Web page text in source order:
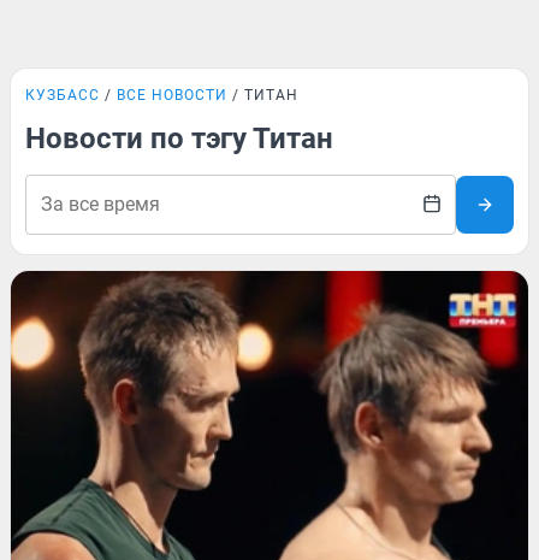
КУЗБАСС ВСЕ НОВОСТИ ТИТАН
Новости по тэгу Титан